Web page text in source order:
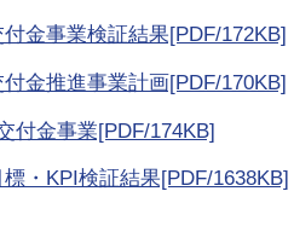
金事業検証結果[PDF/172KB]
金推進事業計画[PDF/170KB]
付金事業[PDF/174KB]
・KPI検証結果[PDF/1638KB]